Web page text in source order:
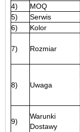
4)
MOQ
5)
Serwis
6)
Kolor
7) Rozmiar
8) Uwaga
9)
Warunki
Dostawy